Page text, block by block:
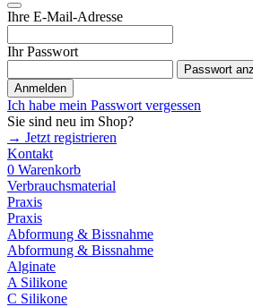
Ihre E-Mail-Adresse
Ihr Passwort
Passwort
Anmelden
Ich habe mein Passwort vergessen
Sie sind neu im Shop?
→ Jetzt registrieren
Kontakt
0 Warenkorb
Verbrauchsmaterial
Praxis
Praxis
Abformung & Bissnahme
Abformung & Bissnahme
Alginate
A Silikone
C Silikone